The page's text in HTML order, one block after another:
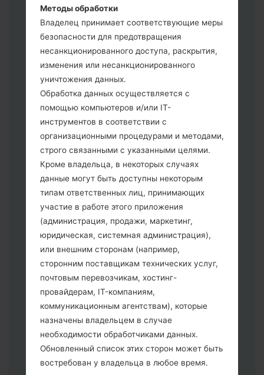
Инструкции
Скачайте на свой ПК:Odin 3.
Далее загрузите и распакуйте файл
прошивки.
Вам необходимо 1 (Выбрать 1 файл
прошивки здесь) или 5 (Выбрать 5
файл прошивки здесь) файлов для
прошивки:
AP: "System & Recovery"
CP: "Modem & Radio"
CSC _ ***: "Country & Region & Operator"
HOME_CSC _ ***: "Country & Region &
Operator"
Добавьте все файлы в программу Odin
Методы обработки
Владелец принимает соответствующие меры
безопасности для предотвращения
несанкционированного доступа, раскрытия,
изменения или несанкционированного
уничтожения данных.
Обработка данных осуществляется с
помощью компьютеров и/или IT-
инструментов в соответствии с
организационными процедурами и методами,
строго связанными с указанными целями.
Кроме владельца, в некоторых случаях
данные могут быть доступны некоторым
типам ответственных лиц, принимающих
участие в работе этого приложения
(администрация, продажи, маркетинг,
юридическая, системная администрация),
или внешним сторонам (например,
сторонним поставщикам технических услуг,
почтовым перевозчикам, хостинг-
провайдерам, IT-компаниям,
коммуникационным агентствам), которые
назначены владельцем в случае
необходимости обработчиками данных.
Обновленный список этих сторон может быть
востребован у владельца в любое время.